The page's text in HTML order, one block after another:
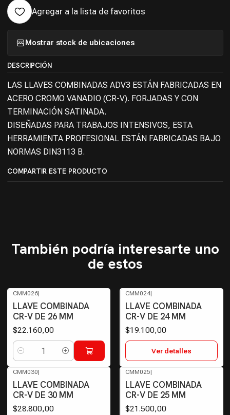
Agregar a la lista de favoritos
Mostrar stock de ubicaciones
DESCRIPCIÓN
LAS LLAVES COMBINADAS ADV3 ESTÁN FABRICADAS EN
ACERO CROMO VANADIO (CR-V). FORJADAS Y CON
TERMINACIÓN SATINADA.
DISEÑADAS PARA TRABAJOS INTENSIVOS, ESTA
HERRAMIENTA PROFESIONAL ESTÁN FABRICADAS BAJO
NORMAS DIN3113 B.
COMPARTIR ESTE PRODUCTO
También podría interesarte uno
de estos
CMM026|
LLAVE COMBINADA
CR-V DE 26 MM
$22.160,00
Cantidad
Agotado
CMM024|
LLAVE COMBINADA
CR-V DE 24 MM
$19.100,00
Ver detalles
CMM030|
LLAVE COMBINADA
CR-V DE 30 MM
$28.800,00
CMM025|
LLAVE COMBINADA
CR-V DE 25 MM
$21.500,00